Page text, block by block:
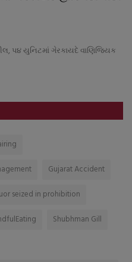
પ૪ યુનિટમાં ગેરકાયદે વાણિજ્યિક
Gujarat Accident
seized in prohibition
Shubhman Gill